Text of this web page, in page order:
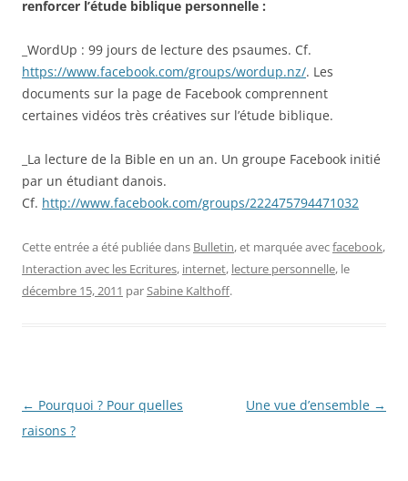
renforcer l’étude biblique personnelle :
_WordUp : 99 jours de lecture des psaumes. Cf.
https://www.facebook.com/groups/wordup.nz/. Les
documents sur la page de Facebook comprennent
certaines vidéos très créatives sur l’étude biblique.
_La lecture de la Bible en un an. Un groupe Facebook initié
par un étudiant danois.
Cf. http://www.facebook.com/groups/222475794471032
Cette entrée a été publiée dans Bulletin, et marquée avecfacebook,
Interaction avec les Ecritures, internet, lecture personnelle, le
décembre 15, 2011 parSabine Kalthoff.
Navigation
des
← Pourquoi ? Pour quelles
raisons ?
Une vue d’ensemble →